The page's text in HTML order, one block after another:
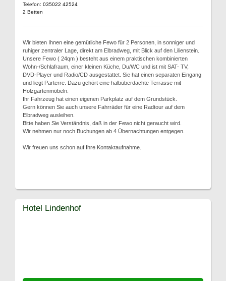
Telefon: 035022 42524
2 Betten
Wir bieten Ihnen eine gemütliche Fewo für 2 Personen, in sonniger und
ruhiger zentraler Lage, direkt am Elbradweg, mit Blick auf den Lilienstein.
Unsere Fewo ( 24qm ) besteht aus einem praktischen kombinierten
Wohn-/Schlafraum, einer kleinen Küche, Du/WC und ist mit SAT- TV,
DVD-Player und Radio/CD ausgestattet. Sie hat einen separaten Eingang
und liegt Parterre. Dazu gehört eine halbüberdachte Terrasse mit
Holzgartenmöbeln.
Ihr Fahrzeug hat einen eigenen Parkplatz auf dem Grundstück.
Gern können Sie auch unsere Fahrräder für eine Radtour auf dem
Elbradweg ausleihen.
Bitte haben Sie Verständnis, daß in der Fewo nicht geraucht wird.
Wir nehmen nur noch Buchungen ab 4 Übernachtungen entgegen.
Wir freuen uns schon auf Ihre Kontaktaufnahme.
Hotel Lindenhof